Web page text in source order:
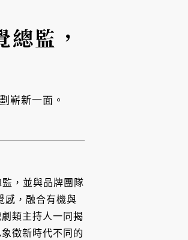
監，
嶄新一面。
，並與品牌團隊
感，融合有機與
類主持人一同揭
徵新時代不同的